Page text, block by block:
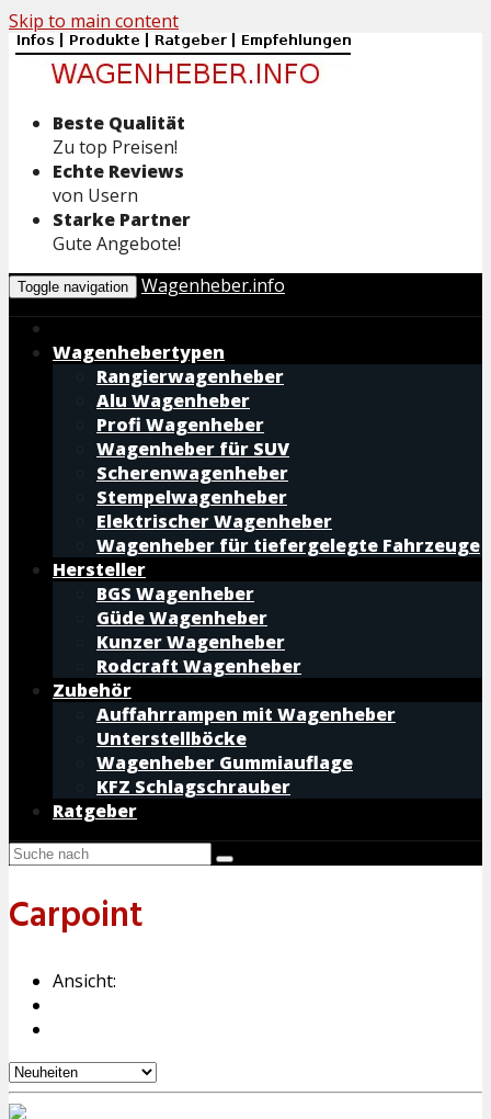
Skip to main content
Beste Qualität
Zu top Preisen!
Echte Reviews
von Usern
Starke Partner
Gute Angebote!
Toggle navigation Wagenheber.info
Wagenhebertypen
Rangierwagenheber
Alu Wagenheber
Profi Wagenheber
Wagenheber für SUV
Scherenwagenheber
Stempelwagenheber
Elektrischer Wagenheber
Wagenheber für tiefergelegte Fahrzeuge
Hersteller
BGS Wagenheber
Güde Wagenheber
Kunzer Wagenheber
Rodcraft Wagenheber
Zubehör
Auffahrrampen mit Wagenheber
Unterstellböcke
Wagenheber Gummiauflage
KFZ Schlagschrauber
Ratgeber
Carpoint
Ansicht: